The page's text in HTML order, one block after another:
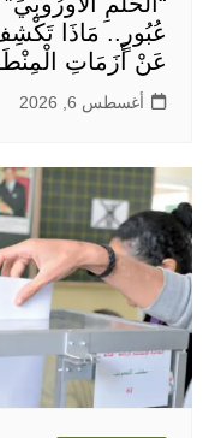
عُبُورٍ.. مَاذَا
عَنْ أَزَمَاتِ
أغسطس 6, 2026